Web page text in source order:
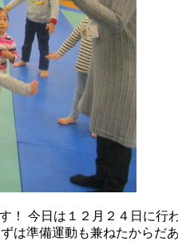
今日は１２月２４日に
は準備運動も兼ねたから